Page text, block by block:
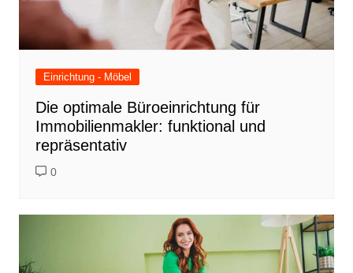
Einrichtung - Möbel
Die optimale Büroeinrichtung für
Immobilienmakler: funktional und
repräsentativ
0